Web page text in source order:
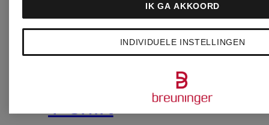
DOROTHEE
SCHUMACHER
Nieuw
INDIVIDUELE INSTELLINGEN
IK GA AKKOORD